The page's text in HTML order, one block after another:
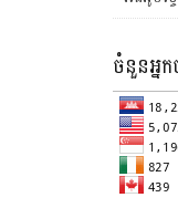
ចំនួនអ្ន